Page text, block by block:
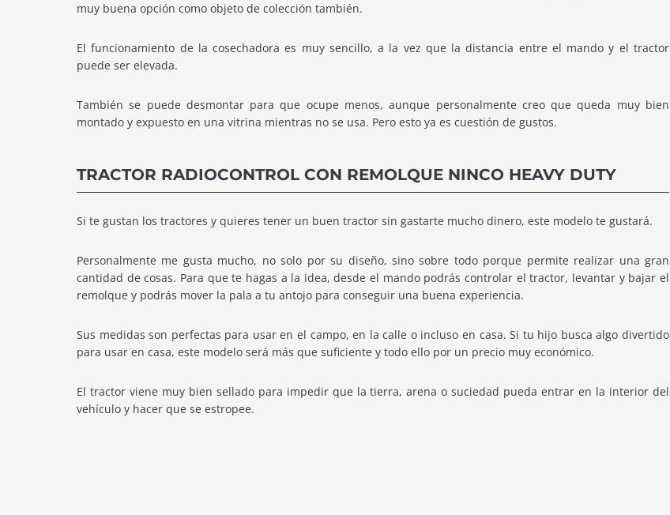
muy buena opción como objeto de colección también.
El funcionamiento de la cosechadora es muy sencillo, a la vez que la distancia entre el mando y el tractor
puede ser elevada.
También se puede desmontar para que ocupe menos, aunque personalmente creo que queda muy bien
montado y expuesto en una vitrina mientras no se usa. Pero esto ya es cuestión de gustos.
TRACTOR RADIOCONTROL CON REMOLQUE NINCO HEAVY DUTY
Si te gustan los tractores y quieres tener un buen tractor sin gastarte mucho dinero, este modelo te gustará.
Personalmente me gusta mucho, no solo por su diseño, sino sobre todo porque permite realizar una gran
cantidad de cosas. Para que te hagas a la idea, desde el mando podrás controlar el tractor, levantar y bajar el
remolque y podrás mover la pala a tu antojo para conseguir una buena experiencia.
Sus medidas son perfectas para usar en el campo, en la calle o incluso en casa. Si tu hijo busca algo divertido
para usar en casa, este modelo será más que suficiente y todo ello por un precio muy económico.
El tractor viene muy bien sellado para impedir que la tierra, arena o suciedad pueda entrar en la interior del
vehículo y hacer que se estropee.